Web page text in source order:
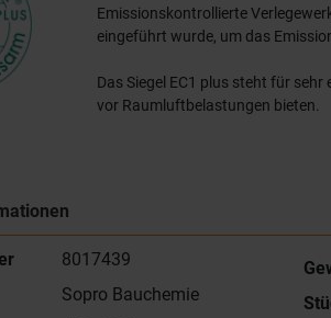
Emissionskontrollierte
eingeführt wurde, um das
Das Siegel EC1 plus steht für
vor Raumluftbelastungen bieten.
8017439
Sopro Bauchemie